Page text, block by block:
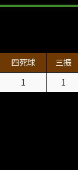
四死球 三振
1 1